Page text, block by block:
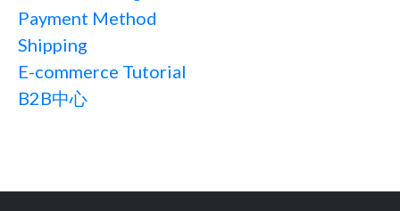
Payment Method
Shipping
E-commerce Tutorial
B2B中心